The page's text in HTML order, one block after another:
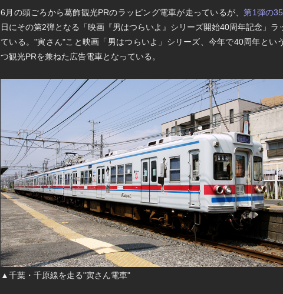
6月の頭ごろから葛飾観光PRのラッピング電車が走っているが、第1弾の
日にその第2弾となる「映画『男はつらいよ』シリーズ開始40周年記念」ラ
ている。"寅さん"こと映画「男はつらいよ」シリーズ、今年で40周年とい
つ観光PRを兼ねた広告電車となっている。
▲千葉・千原線を走る"寅さん電車"